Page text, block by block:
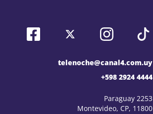
telenoche@canal4.com.uy
+598 2924 4444
Paraguay 2253
Montevideo, CP, 11800